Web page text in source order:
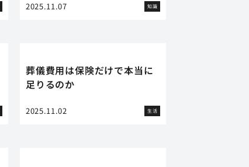
2025.11.07 知識
葬儀費用は保険だけで本当に
足りるのか
2025.11.02 生活